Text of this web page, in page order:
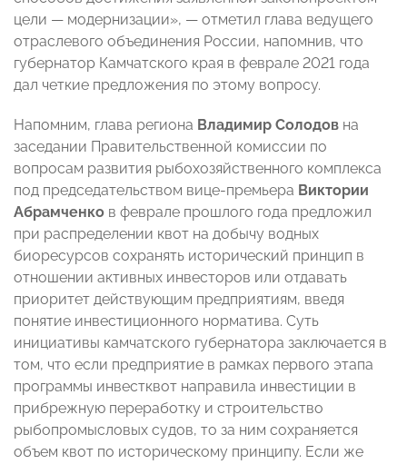
цели — модернизации», — отметил глава ведущего
отраслевого объединения России, напомнив, что
губернатор Камчатского края в феврале 2021 года
дал четкие предложения по этому вопросу.
Напомним, глава региона Владимир Солодов на
заседании Правительственной комиссии по
вопросам развития рыбохозяйственного комплекса
под председательством вице-премьера Виктории
Абрамченко в феврале прошлого года предложил
при распределении квот на добычу водных
биоресурсов сохранять исторический принцип в
отношении активных инвесторов или отдавать
приоритет действующим предприятиям, введя
понятие инвестиционного норматива. Суть
инициативы камчатского губернатора заключается в
том, что если предприятие в рамках первого этапа
программы инвестквот направила инвестиции в
прибрежную переработку и строительство
рыбопромысловых судов, то за ним сохраняется
объем квот по историческому принципу. Если же